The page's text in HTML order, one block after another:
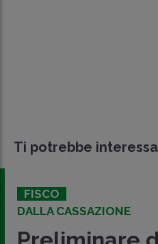
Ti potrebbe
FISCO
DALLA CASSAZIONE